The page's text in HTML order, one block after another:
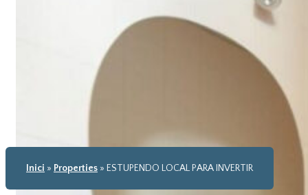
Inici » Properties » ESTUPENDO LOCAL PARA INVERTIR